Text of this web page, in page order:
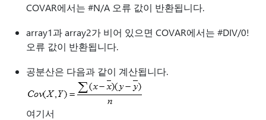
COVAR에서는 #N/A 오류 값이 반환됩니다.
array1과 array2가 비어 있으면 COVAR에서는 #DIV/0!
오류 값이 반환됩니다.
공분산은 다음과 같이 계산됩니다.
여기서